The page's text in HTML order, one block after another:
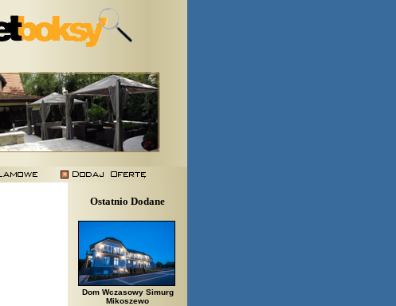
Ostatnio Dodane
Dom Wczasowy Simurg
Mikoszewo